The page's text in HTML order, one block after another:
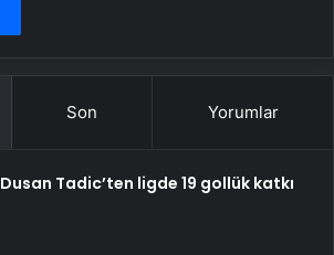
Son Yorumlar
Dusan Tadic’ten ligde 19 gollük katkı